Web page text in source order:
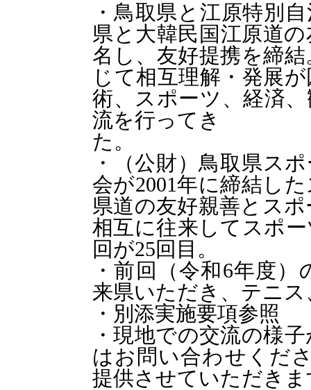
・鳥取県と江原特別
県と大韓民国江原道
名し、友好提携を締
じて相互理解・発展
術、スポーツ、経済
流を行ってき
た。
・（公財）鳥取県ス
会が2001年に締結し
県道の友好親善とス
相互に往来してスポ
回が25回目。
・前回（令和6年度
来県いただき、テニ
・別添実施要項参照
・現地での交流の様
はお問い合わせくだ
提供させていただきま